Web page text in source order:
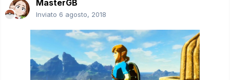
MasterGB
Inviato 6 agosto, 2018